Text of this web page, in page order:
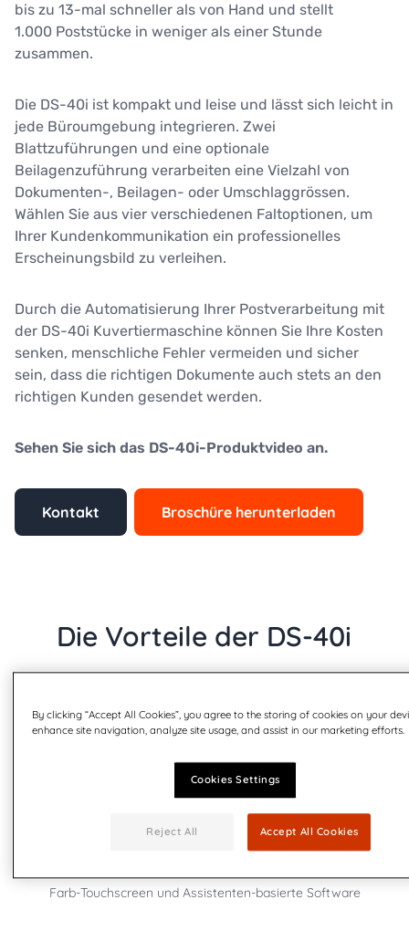
bis zu 13-mal schneller als von Hand und stellt
1.000 Poststücke in weniger als einer Stunde
zusammen.
Die DS-40i ist kompakt und leise und lässt sich leicht in
jede Büroumgebung integrieren. Zwei
Blattzuführungen und eine optionale
Beilagenzuführung verarbeiten eine Vielzahl von
Dokumenten-, Beilagen- oder Umschlaggrössen.
Wählen Sie aus vier verschiedenen Faltoptionen, um
Ihrer Kundenkommunikation ein professionelles
Erscheinungsbild zu verleihen.
Durch die Automatisierung Ihrer Postverarbeitung mit
der DS-40i Kuvertiermaschine können Sie Ihre Kosten
senken, menschliche Fehler vermeiden und sicher
sein, dass die richtigen Dokumente auch stets an den
richtigen Kunden gesendet werden.
Sehen Sie sich das DS-40i-Produktvideo an.
Kontakt Broschüre herunterladen
Die Vorteile der DS-40i
Benutzerfreundlich
Farb-Touchscreen und Assistenten-basierte Software
By clicking “Accept All Cookies”, you agree to the storing of cookies on your
enhance site navigation, analyze site usage, and assist in our marketing efforts.
Cookies Settings
Reject All Accept All Cookies